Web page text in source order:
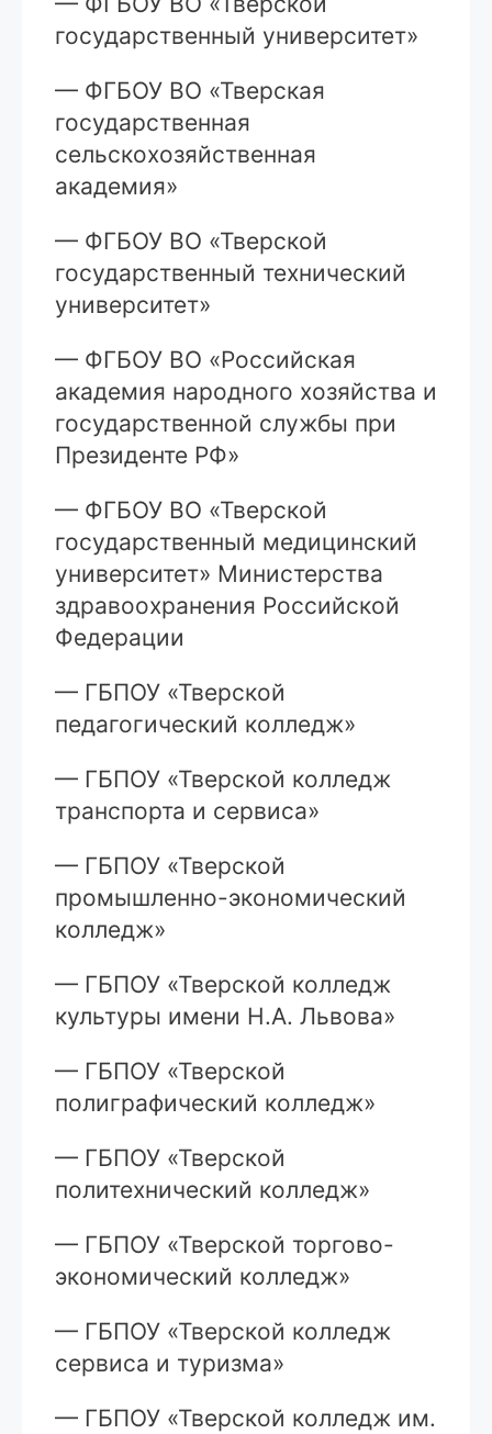
государственный университет»
— ФГБОУ ВО «Тверская
государственная
сельскохозяйственная
академия»
— ФГБОУ ВО «Тверской
государственный технический
университет»
— ФГБОУ ВО «Российская
академия народного хозяйства и
государственной службы при
Президенте РФ»
— ФГБОУ ВО «Тверской
государственный медицинский
университет» Министерства
здравоохранения Российской
Федерации
— ГБПОУ «Тверской
педагогический колледж»
— ГБПОУ «Тверской колледж
транспорта и сервиса»
— ГБПОУ «Тверской
промышленно-экономический
колледж»
— ГБПОУ «Тверской колледж
культуры имени Н.А. Львова»
— ГБПОУ «Тверской
полиграфический колледж»
— ГБПОУ «Тверской
политехнический колледж»
— ГБПОУ «Тверской торгово-
экономический колледж»
— ГБПОУ «Тверской колледж
сервиса и туризма»
— ГБПОУ «Тверской колледж им.